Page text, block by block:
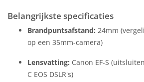
Belangrijkste specificaties
Brandpuntsafstand: 24mm
op een 35mm-camera)
Lensvatting: Canon EF-S
C EOS DSLR's)